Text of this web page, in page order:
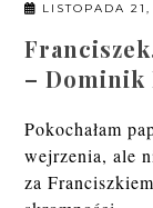
LISTOPADA
– Dominik
Pokochałam
wejrzenia, ale
za